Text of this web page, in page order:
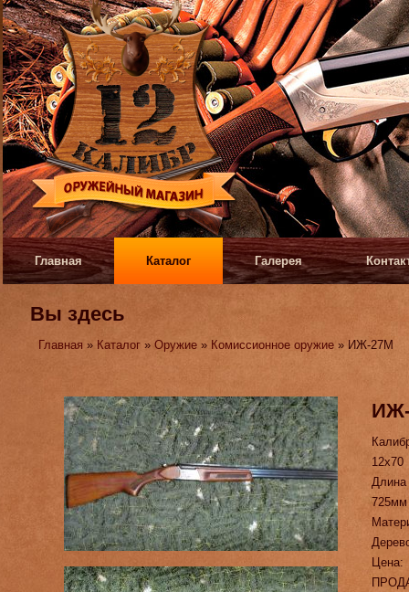
Главная Каталог Галерея
Вы здесь
Главная » Каталог »Оружие » Комиссионное оружие » ИЖ-27М
12х70
725мм
Цена: